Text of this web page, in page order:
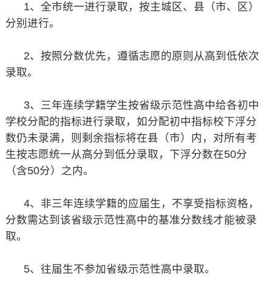
1、全市统一进行录取，按主城区、县（市、区）
分别进行。
2、按照分数优先，遵循志愿的原则从高到低依次
录取。
3、三年连续学籍学生按省级示范性高中给各初中
学校分配的指标进行录取，如分配初中指标校下浮分
数仍未录满，则剩余指标将在县（市）内，对所有考
生按志愿统一从高分到低分录取，下浮分数在50分
（含50分）之内。
4、非三年连续学籍的应届生，不享受指标资格，
分数需达到该省级示范性高中的基准分数线才能被录
取。
5、往届生不参加省级示范性高中录取。